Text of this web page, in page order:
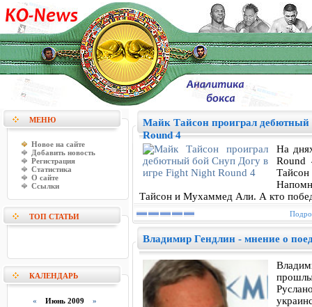
МЕНЮ
Новое на сайте
Добавить новость
Регистрация
Статистика
О сайте
Ссылки
ТОП СТАТЬИ
КАЛЕНДАРЬ
« Июнь 2009 »
Майк Тайсон проиграл дебютный
Round 4
На
Round
Тайсон
Тайсон и Мухаммед Али. А кто
Владимир Гендлин - мнение о